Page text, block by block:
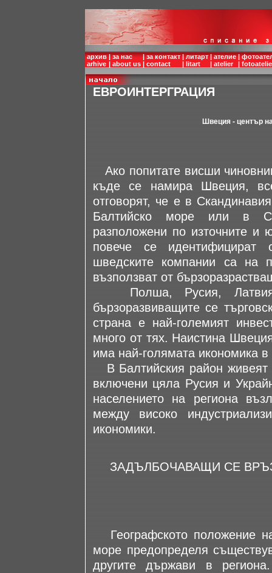
архив
arhive
|
|
за нас
about us
|
|
за контакт
contact
|
|
литарт
litart
|
|
ателие
atelier
|
|
ЕВРОИНТЕРГРАЦИЯ
Швеция - център
Aко попитате висши
къде се намира Швеция,
отговорят, че е в
Балтийско море или в
разположени по източните и
повече се идентифицират
шведските компании са на
възползват от
Полша, Русия, Латвия,
бързоразвиващите се
страна е най-големият
много от тях. Наистина
има най-голямата икономика в
В Балтийския район живеят
включени цяла Русия и
населението на региона
между високо
икономики.
ЗАДЪЛБОЧАВАЩИ СЕ
Географското положение
море предопределя
другите държави в